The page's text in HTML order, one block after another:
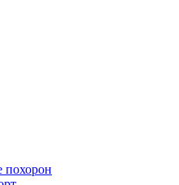
похорон